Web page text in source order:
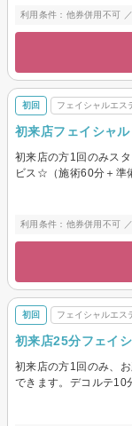
利用条件：他券併用不可
初回 フェイシャルエス
初来店フェイシャ
初来店の方1回のみス
ビス☆（施術60分＋準
利用条件：他券併用不可
初回 フェイシャルエス
初来店25分フェイ
初来店の方1回のみ、
できます。デコルテ10